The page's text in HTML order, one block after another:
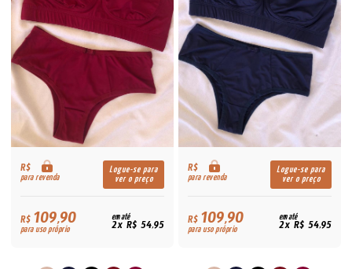
R$
para revenda
Logue-se para
ver o preço
R$109,90
para uso próprio
em até
2x R$ 54,95
R$
para revenda
Logue-se para
ver o preço
R$109,90
para uso próprio
em até
2x R$ 54,95